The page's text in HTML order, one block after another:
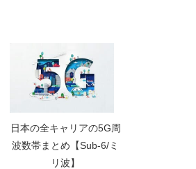
日本の全キャリアの5G周
波数帯まとめ【Sub-6/ミ
リ波】